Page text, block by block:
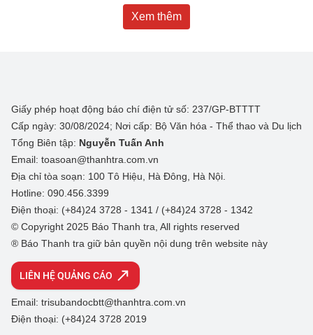
Xem thêm
Giấy phép hoạt động báo chí điện tử số: 237/GP-BTTTT
Cấp ngày: 30/08/2024; Nơi cấp: Bộ Văn hóa - Thể thao và Du lịch
Tổng Biên tập: Nguyễn Tuấn Anh
Email: toasoan@thanhtra.com.vn
Địa chỉ tòa soạn: 100 Tô Hiệu, Hà Đông, Hà Nội.
Hotline: 090.456.3399
Điện thoại: (+84)24 3728 - 1341 / (+84)24 3728 - 1342
© Copyright 2025 Báo Thanh tra, All rights reserved
® Báo Thanh tra giữ bản quyền nội dung trên website này
LIÊN HỆ QUẢNG CÁO
Email: trisubandocbtt@thanhtra.com.vn
Điện thoại: (+84)24 3728 2019